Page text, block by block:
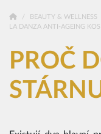
BEAUTY & WELLNESS
LA DANZA ANTI-AGEING
PROČ